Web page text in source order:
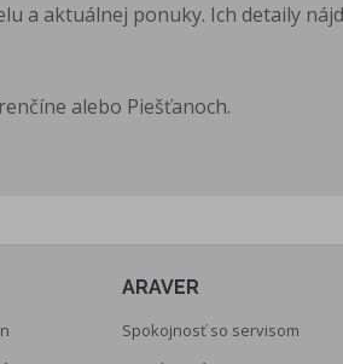
a aktuálnej ponuky. Ich detaily
alebo Piešťanoch.
ARAVER
Spokojnosť so servisom